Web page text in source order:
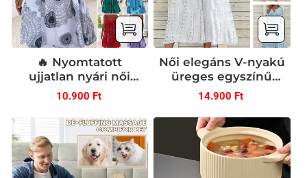
🔥 Nyomtatott
ujjatlan nyári női
ruhák
Normál
10.900 Ft
Női elegáns V-nyakú
üreges egyszínű
ruha
Normál
14.900 Ft